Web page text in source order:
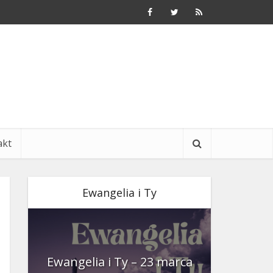
Ewangelia i Ty
Ewangelia i Ty – 23 marca